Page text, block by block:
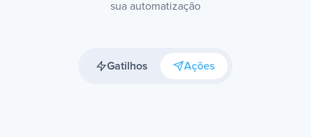
sua automatização
Gatilhos Ações